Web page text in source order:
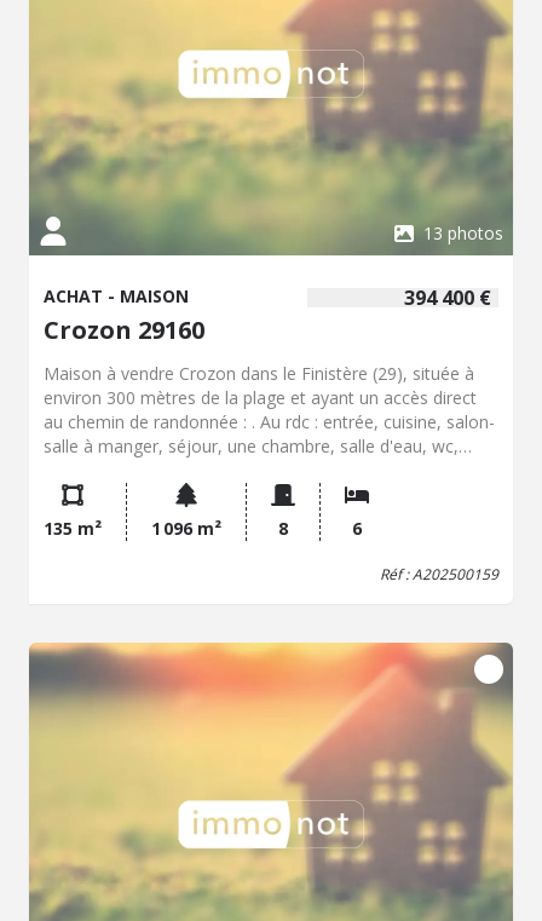
13 photos
394 400 €
ACHAT - MAISON
Crozon 29160
Maison à vendre Crozon dans le Finistère (29), située à
environ 300 mètres de la plage et ayant un accès direct
au chemin de randonnée : . Au rdc : entrée, cuisine, salon-
salle à manger, séjour, une chambre, salle d'eau, wc,
Garage accolé avec grenier au-dessus, Construction non
accolée avec grenier au-dessus, Jardin avec appentis à
usage d'atelier.
135 m² 1 096 m² 8 6
Réf : A202500159